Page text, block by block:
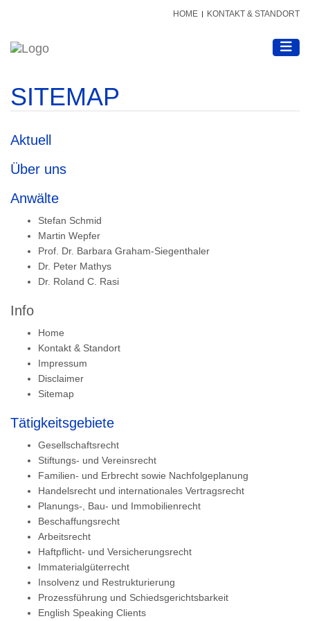
HOME KONTAKT & STANDORT
SITEMAP
Aktuell
Über uns
Anwälte
Stefan Schmid
Martin Wepfer
Prof. Dr. Barbara Graham-Siegenthaler
Dr. Peter Mathys
Dr. Roland C. Rasi
Info
Home
Kontakt & Standort
Impressum
Disclaimer
Sitemap
Tätigkeitsgebiete
Gesellschaftsrecht
Stiftungs- und Vereinsrecht
Familien- und Erbrecht sowie Nachfolgeplanung
Handelsrecht und internationales Vertragsrecht
Planungs-, Bau- und Immobilienrecht
Beschaffungsrecht
Arbeitsrecht
Haftpflicht- und Versicherungsrecht
Immaterialgüterrecht
Insolvenz und Restrukturierung
Prozessführung und Schiedsgerichtsbarkeit
English Speaking Clients